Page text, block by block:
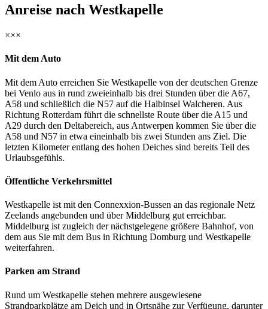
Anreise nach Westkapelle
×××
Mit dem Auto
Mit dem Auto erreichen Sie Westkapelle von der deutschen Grenze
bei Venlo aus in rund zweieinhalb bis drei Stunden über die A67,
A58 und schließlich die N57 auf die Halbinsel Walcheren. Aus
Richtung Rotterdam führt die schnellste Route über die A15 und
A29 durch den Deltabereich, aus Antwerpen kommen Sie über die
A58 und N57 in etwa eineinhalb bis zwei Stunden ans Ziel. Die
letzten Kilometer entlang des hohen Deiches sind bereits Teil des
Urlaubsgefühls.
Öffentliche Verkehrsmittel
Westkapelle ist mit den Connexxion-Bussen an das regionale Netz
Zeelands angebunden und über Middelburg gut erreichbar.
Middelburg ist zugleich der nächstgelegene größere Bahnhof, von
dem aus Sie mit dem Bus in Richtung Domburg und Westkapelle
weiterfahren.
Parken am Strand
Rund um Westkapelle stehen mehrere ausgewiesene
Strandparkplätze am Deich und in Ortsnähe zur Verfügung, darunter